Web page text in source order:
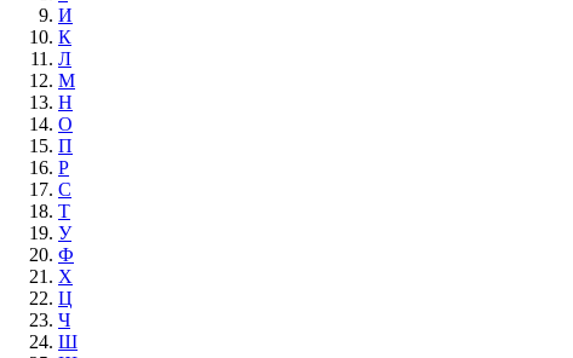
И
К
Л
М
Н
О
П
Р
С
Т
У
Ф
Х
Ц
Ч
Ш